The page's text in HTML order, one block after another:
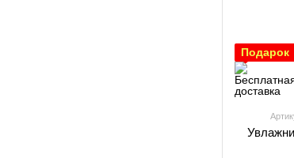
Подарок